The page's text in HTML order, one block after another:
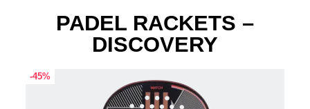
PADEL RACKETS –
DISCOVERY
-45%